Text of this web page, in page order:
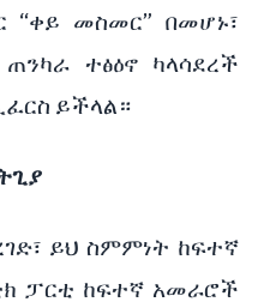
መስመር” በመሆኑ፣
ተፅዕኖ ካላሳደረች
ይችላል።
ይህ ስምምነት ከፍተኛ
ፓርቲ ከፍተኛ አመራሮች